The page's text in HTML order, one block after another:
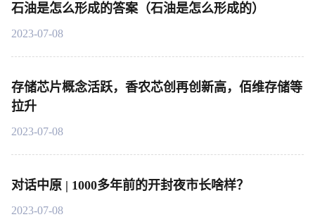
石油是怎么形成的答案（石油是怎么形成的）
2023-07-08
存储芯片概念活跃，香农芯创再创新高，佰维存储等
拉升
2023-07-08
对话中原 | 1000多年前的开封夜市长啥样？
2023-07-08